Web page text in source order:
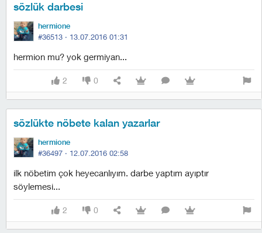
sözlük darbesi
hermione
#36513 · 13.07.2016 01:31
hermion mu? yok germiyan...
2 0
sözlükte nöbete kalan yazarlar
hermione
#36497 · 12.07.2016 02:58
i̇lk nöbetim çok heyecanlıyım. darbe yaptım ayıptır
söylemesi...
2 0